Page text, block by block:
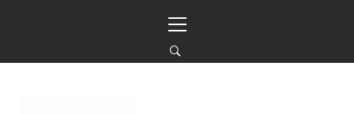
ン
イ
ン
メ